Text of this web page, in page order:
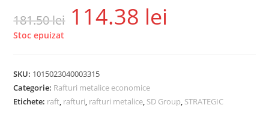
181.50lei 114.38 lei
Stoc epuizat
SKU: 1015023040003315
Categorie: Rafturi metalice economice
Etichete: raft rafturi rafturi metalice SD Group STRATEGIC